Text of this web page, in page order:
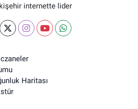
internette lider
Haritası